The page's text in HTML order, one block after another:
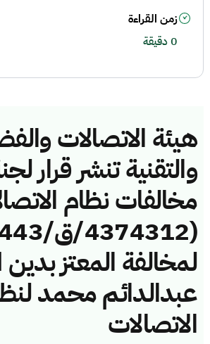
هيئة الاتصالات
والتقنية تنشر قرار
مخالفات نظام
لمخالفة المعتز بدين
عبدالدائم محمد
الاتصالات
زمن القراءة
0 دقيقة